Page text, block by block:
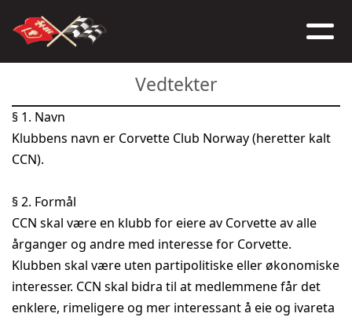
Vedtekter
§ 1. Navn
Klubbens navn er Corvette Club Norway (heretter kalt
CCN).
§ 2. Formål
CCN skal være en klubb for eiere av Corvette av alle
årganger og andre med interesse for Corvette.
Klubben skal være uten partipolitiske eller økonomiske
interesser. CCN skal bidra til at medlemmene får det
enklere, rimeligere og mer interessant å eie og ivareta